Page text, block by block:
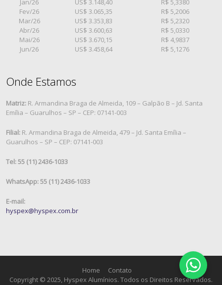
Jan/26
US$ 3.148,40
R$ 5,3380
Fev/26
US$ 3.065,35
R$ 5,2006
Mar/26
US$ 3.353,83
R$ 5,2320
Abr/26
US$ 3.600,63
R$ 5,0330
Mai/26
US$ 3.670,15
R$ 4,9837
Jun/26
US$ 3.458,64 R$ 5,1276
Onde Estamos
Matriz: R. Armandina Braga de Almeida, 109 – Galpão B – Jd. Santa
Emília – Guarulhos – SP – CEP: 07141-003
Filial: R. Armandina Braga de Almeida, 479 – Jd. Santa Emília –
Guarulhos – SP – CEP: 07141-003
Tel: 55 (11) 2436-1033
WhatsApp: 55 (11) 2436-1033
E-mail:
hyspex@hyspex.com.br
Home
Contato
Copyright © 2025, Hyspex Alumínios. Todos os Direitos Reservados.